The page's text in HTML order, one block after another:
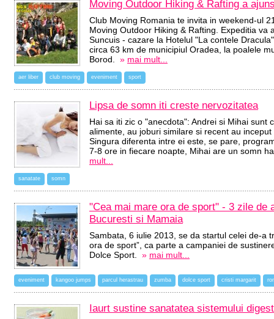
Moving Outdoor Hiking & Rafting a
Club Moving Romania te invita in weekend-ul
Moving Outdoor Hiking & Rafting. Expeditia va
Suncuis - cazare la Hotelul "La contele
circa 63 km de municipiul Oradea, la poalele
Borod. » mai mult...
aer liber club moving eveniment sport
Lipsa de somn iti creste nervozitatea
Hai sa iti zic o "anecdota": Andrei si Mihai sunt
alimente, au joburi similare si recent au
Singura diferenta intre ei este, se pare,
7-8 ore in fiecare noapte, Mihai are un somn
mult...
sanatate somn
"Cea mai mare ora de sport" - 3 zile de
Bucuresti si Mamaia
Sambata, 6 iulie 2013, se da startul celei de-a
ora de sport”, ca parte a campaniei de
Dolce Sport. » mai mult...
eveniment kangoo jumps parcul herastrau zumba dolce sport cristi margarit
Iaurt sustine sanatatea sistemului